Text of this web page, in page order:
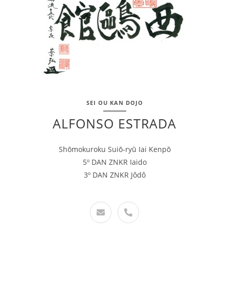
SEI OU KAN DOJO
ALFONSO ESTRADA
Shōmokuroku Suiō-ryū Iai Kenpō
5º DAN ZNKR Iaido
3º DAN ZNKR Jôdô